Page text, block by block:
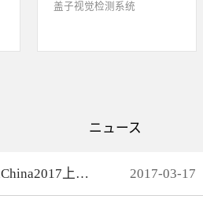
盖子视觉检测系统
ニュース
热烈祝贺嘉铭工业VisionChina2017上海光博会完满结束 2017-03-17